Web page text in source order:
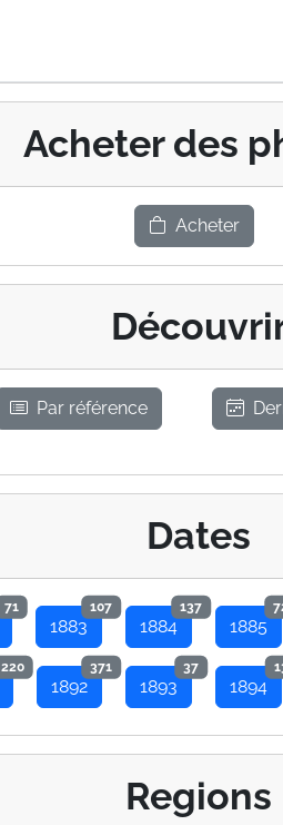
Acheter des
Acheter
Par référence
Dates
71
1883
107
1884
137
1885
220
1892
371
1893
37
1894
Regions